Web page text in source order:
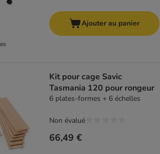
Ajouter au panier
Kit pour cage Savic
Tasmania 120 pour rongeur
6 plates-formes + 6 échelles
66,49 €
Non évalué